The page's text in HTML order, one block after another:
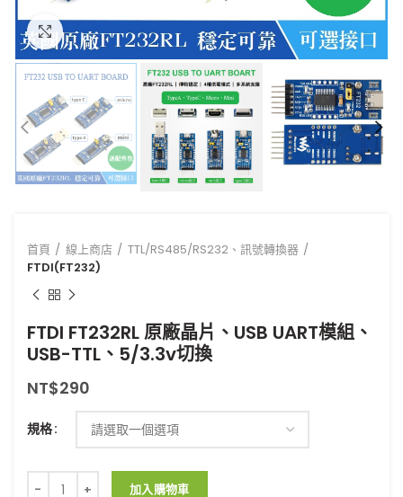
點擊放大
首頁 線上商店
TTL/RS485/RS232、訊號轉換器
FTDI(FT232)
FTDI FT232RL 原廠晶片、USB UART模組、
USB-TTL、5/3.3v切換
NT$290
規格
FTDI FT232RL 原廠晶片、USB UART模組、USB-TTL、5/3.3v切換
加入購物車